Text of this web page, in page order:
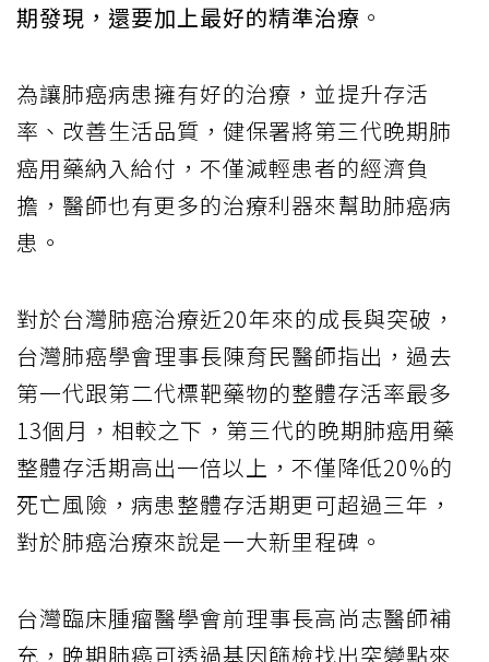
期發現，還要加上最好的精準治療 。
為讓肺癌病患擁有好的治療，並提升存活
率、改善生活品質，健保署將第三代晚期肺
癌用藥納入給付，不僅減輕患者的經濟負
擔，醫師也有更多的治療利器來幫助肺癌病
患。
對於台灣肺癌治療近20年來的成長與突破，
台灣肺癌學會理事長陳育民醫師指出，過去
第一代跟第二代標靶藥物的整體存活率最多
13個月，相較之下，第三代的晚期肺癌用藥
整體存活期高出一倍以上，不僅降低20%的
死亡風險，病患整體存活期更可超過三年，
對於肺癌治療來說是一大新里程碑。
台灣臨床腫瘤醫學會前理事長高尚志醫師補
充，晚期肺癌可透過基因篩檢找出突變點來